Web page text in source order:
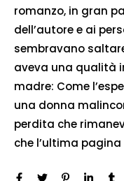
romanzo, in gran
dell’autore e ai
sembravano
aveva una qualità
madre: Come
una donna
perdita che
che l’ultima